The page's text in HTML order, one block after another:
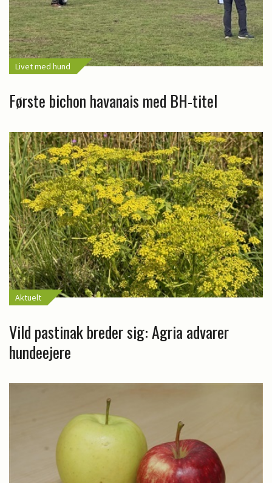
Livet med hund
Første bichon havanais med BH-titel
Aktuelt
Vild pastinak breder sig: Agria advarer
hundeejere